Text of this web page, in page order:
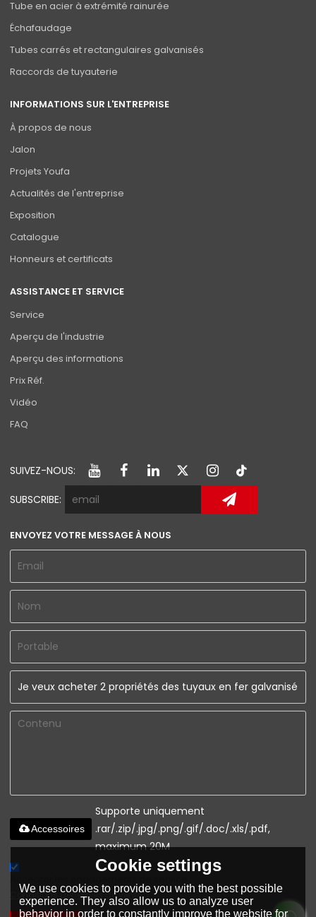
Tube en acier à extrémité rainurée
Échafaudage
Tubes carrés et rectangulaires galvanisés
Raccords de tuyauterie
INFORMATIONS SUR L'ENTREPRISE
À propos de nous
Jalon
Projets Youfa
Actualités de l'entreprise
Exposition
Catalogue
Honneurs et certificats
ASSISTANCE ET SERVICE
Service
Aperçu de l'industrie
Aperçu des informations
Prix Réf.
Vidéo
FAQ
SUIVEZ-NOUS:
SUBSCRIBE:
ENVOYEZ VOTRE MESSAGE À NOUS
Supporte uniquement
.rar/.zip/.jpg/.png/.gif/.doc/.xls/.pdf,
maximum 20M
Accessoires
Conditions générales de vente
Cookie settings
We use cookies to provide you with the best possible
experience. They also allow us to analyze user
behavior in order to constantly improve the website for